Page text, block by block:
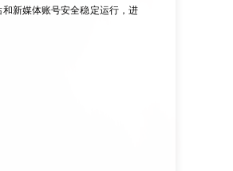
新媒体账号安全稳定运行，进